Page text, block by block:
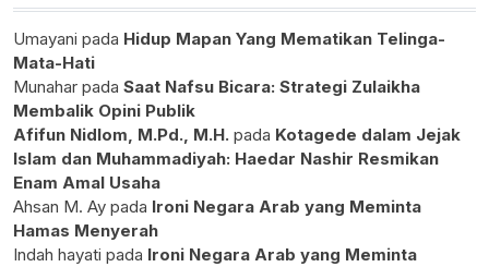
Umayani pada Hidup Mapan Yang Mematikan Telinga-
Mata-Hati
Munahar pada Saat Nafsu Bicara: Strategi Zulaikha
Membalik Opini Publik
Afifun Nidlom, M.Pd., M.H. pada Kotagede dalam Jejak
Islam dan Muhammadiyah: Haedar Nashir Resmikan
Enam Amal Usaha
Ahsan M. Ay pada Ironi Negara Arab yang Meminta
Hamas Menyerah
Indah hayati pada Ironi Negara Arab yang Meminta